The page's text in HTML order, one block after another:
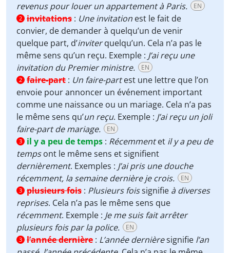
revenus pour louer un appartement à Paris.
EN
2 invitations : Une invitation est le fait de
convier, de demander à quelqu’un de venir
quelque part, d’inviterquelqu’un. Cela n’a pas le
même sens qu’un reçu. Exemple : J’ai reçu une
invitation du Premier ministre.
EN
2 faire-part : Un faire-partest une lettre que l’on
envoie pour annoncer un événement important
comme une naissance ou un mariage. Cela n’a pas
le même sens qu’un reçu. Exemple : J’ai reçu un joli
faire-part de mariage.
EN
3 il y a peu de temps : Récemmentet il y a peu de
tempsont le même sens et signifient
dernièrement. Exemples : J’ai pris une douche
récemment, la semaine dernière je crois.
EN
3 plusieurs fois : Plusieurs foissignifie à diverses
reprises. Cela n’a pas le même sens que
récemment. Exemple : Je me suis fait arrêter
plusieurs fois par la police.
EN
3 l’année dernière : L’année dernièresignifie l’an